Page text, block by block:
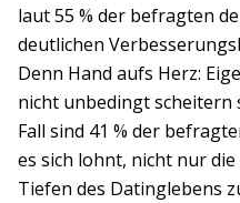
laut 55 % der befragten
deutlichen
Denn Hand aufs Herz:
nicht unbedingt scheitern
Fall sind 41 % der
es sich lohnt, nicht nur
Tiefen des Datinglebens